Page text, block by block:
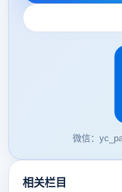
微信：
相关栏目